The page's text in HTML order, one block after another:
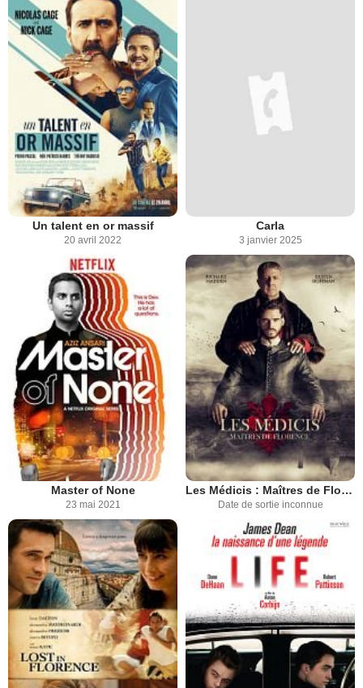
Un talent en or massif
20 avril 2022
Carla
3 janvier 2025
Master of None
23 mai 2021
Les Médicis : Maîtres de Florence / Lorenzo le Magnifique
Date de sortie inconnue